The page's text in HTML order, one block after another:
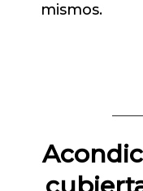
mismos.